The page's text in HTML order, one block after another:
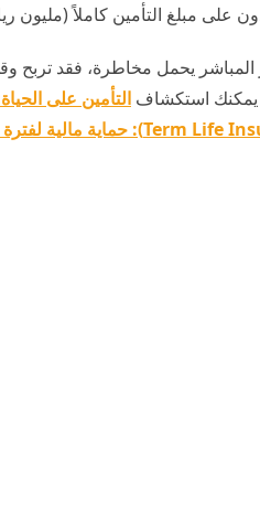
على مبلغ التأمين كاملاً (مليون
المباشر يحمل مخاطرة، فقد تربح
استكشاف التأمين على